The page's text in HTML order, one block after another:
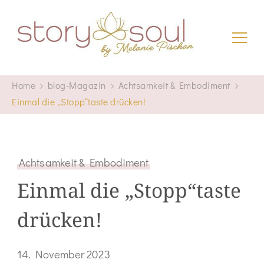
storyandsoul
Home blog-Magazin
Achtsamkeit & Embodiment
Einmal die „Stopp“taste drücken!
Achtsamkeit & Embodiment
Einmal die „Stopp“taste
drücken!
14. November 2023